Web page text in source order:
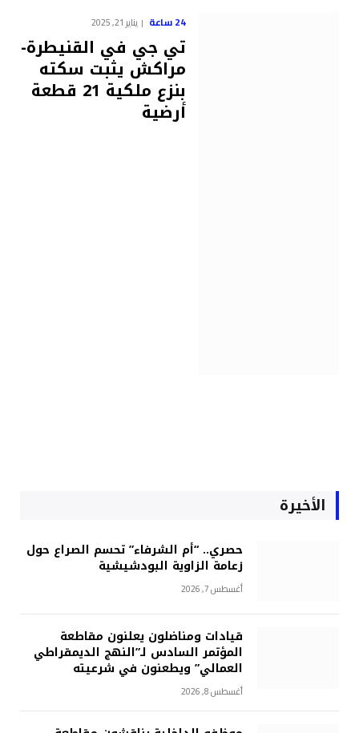
24 ساعة يناير 21, 2025
تي جي في القنيطرة-
مراكش يثبت سكته
بنزع ملكية 21 قطعة
أرضية
الأخيرة
حصري.. “أم الشرفاء” تحسم الصراع حول
زعامة الزاوية البودشيشية
أغسطس 7, 2026
قيادات ومناضلون يعلنون مقاطعة
المؤتمر السادس لـ”النهج الديمقراطي
العمالي” ويطعنون في شرعيته
أغسطس 8, 2026